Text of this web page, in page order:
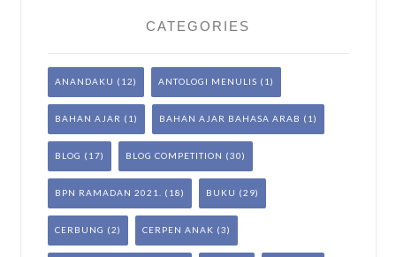
CATEGORIES
ANANDAKU (12) ANTOLOGI MENULIS (1)
BAHAN AJAR (1) BAHAN AJAR BAHASA ARAB (1)
BLOG (17) BLOG COMPETITION (30)
BPN RAMADAN 2021. (18) BUKU (29)
CERBUNG (2) CERPEN ANAK (3)